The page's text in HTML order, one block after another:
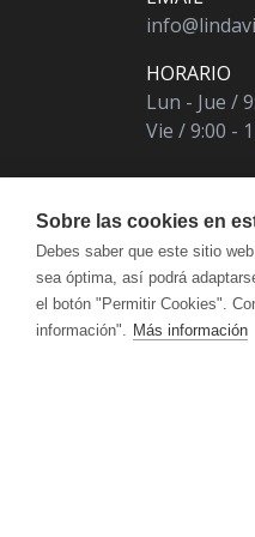
HORARIO
Lun - Jue /
Vie / 9:00 -
Sobre las cookies en
Debes saber que este sitio
sea óptima, así podrá
el botón "Permitir Cookies".
información". Más información